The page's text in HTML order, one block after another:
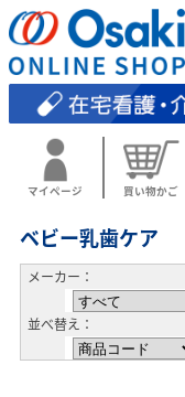
マイページ 買い物かご
ベビー乳歯ケア
メーカー：
並べ替え：